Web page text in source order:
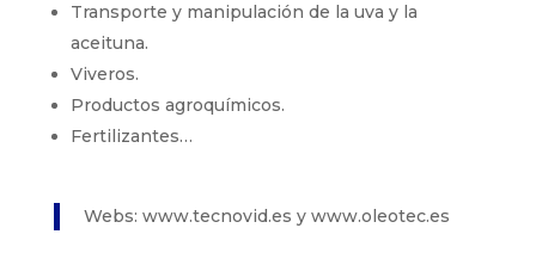
Transporte y manipulación de la uva y la
aceituna.
Viveros.
Productos agroquímicos.
Fertilizantes…
Webs: www.tecnovid.es y www.oleotec.es